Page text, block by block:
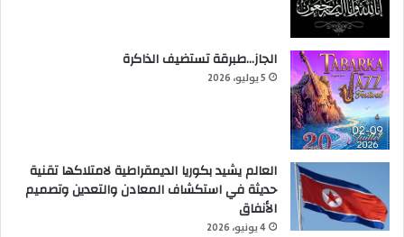
الجاز…طبرقة تستضيف الذاكرة
5 يوليو، 2026
العالم يشيد بكوريا الديمقراطية لامتلاكها تقنية
حديثة في استكشاف المعادن والتعدين وتصميم
الأنفاق
4 يونيو، 2026